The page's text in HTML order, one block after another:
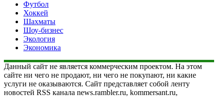
Футбол
Хоккей
Шахматы
Шоу-бизнес
Экология
Экономика
Данный сайт не является коммерческим проектом. На этом
сайте ни чего не продают, ни чего не покупают, ни какие
услуги не оказываются. Сайт представляет собой ленту
новостей RSS канала news.rambler.ru, kommersant.ru,